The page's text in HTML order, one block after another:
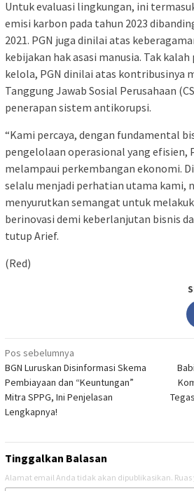
Untuk evaluasi lingkungan, ini
emisi karbon pada tahun 2023
2021. PGN juga dinilai atas
kebijakan hak asasi manusia. Tak
kelola, PGN dinilai atas kontribusinya
Tanggung Jawab Sosial Perusahaan
penerapan sistem antikorupsi.
“Kami percaya, dengan fundamental
pengelolaan operasional yang efisien,
melampaui perkembangan ekonomi.
selalu menjadi perhatian utama kami,
menyurutkan semangat untuk
berinovasi demi keberlanjutan bisnis
tutup Arief.
(Red)
Navigasi
pos
Pos sebelumnya
BGN Luruskan Disinformasi Skema
Pembiayaan dan “Keuntungan”
Mitra SPPG, Ini Penjelasan
Lengkapnya!
Tinggalkan Balasan
Alamat email Anda tidak akan dipublikasikan.